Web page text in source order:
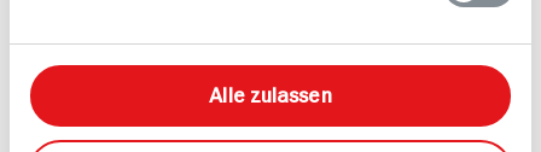
Alle zulassen
4.49 4.49